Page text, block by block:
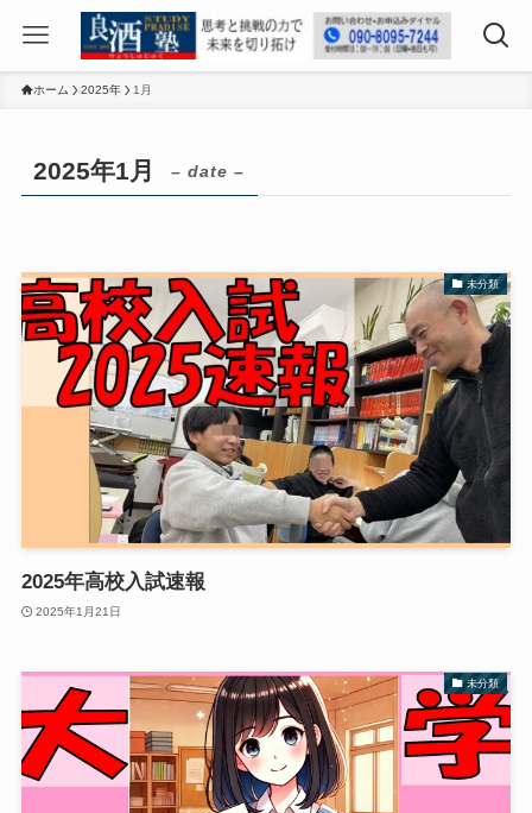
ホーム 2025年 1月
2025年1月 – date –
未分類
2025年高校入試速報
2025年1月21日
未分類